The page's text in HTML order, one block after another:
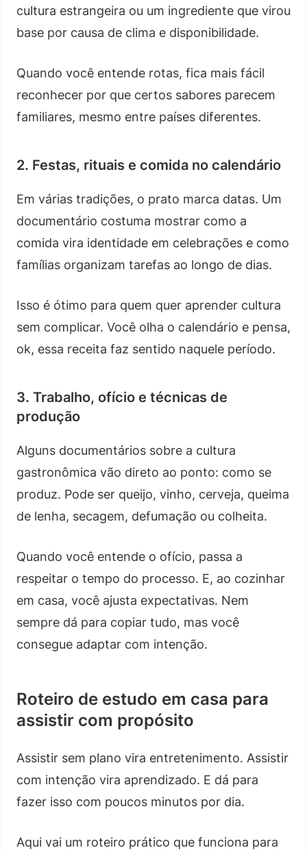
cultura estrangeira ou um ingrediente que virou
base por causa de clima e disponibilidade.
Quando você entende rotas, fica mais fácil
reconhecer por que certos sabores parecem
familiares, mesmo entre países diferentes.
2. Festas, rituais e comida no calendário
Em várias tradições, o prato marca datas. Um
documentário costuma mostrar como a
comida vira identidade em celebrações e como
famílias organizam tarefas ao longo de dias.
Isso é ótimo para quem quer aprender cultura
sem complicar. Você olha o calendário e pensa,
ok, essa receita faz sentido naquele período.
3. Trabalho, ofício e técnicas de
produção
Alguns documentários sobre a cultura
gastronômica vão direto ao ponto: como se
produz. Pode ser queijo, vinho, cerveja, queima
de lenha, secagem, defumação ou colheita.
Quando você entende o ofício, passa a
respeitar o tempo do processo. E, ao cozinhar
em casa, você ajusta expectativas. Nem
sempre dá para copiar tudo, mas você
consegue adaptar com intenção.
Roteiro de estudo em casa para
assistir com propósito
Assistir sem plano vira entretenimento. Assistir
com intenção vira aprendizado. E dá para
fazer isso com poucos minutos por dia.
Aqui vai um roteiro prático que funciona para